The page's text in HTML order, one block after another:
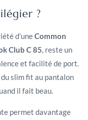
?
d’uneCommon
Club C 85, reste un
et facilité de port.
slim fit au pantalon
il fait beau.
permet davantage